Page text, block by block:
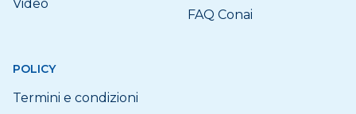
Video
FAQ Conai
POLICY
Termini e condizioni